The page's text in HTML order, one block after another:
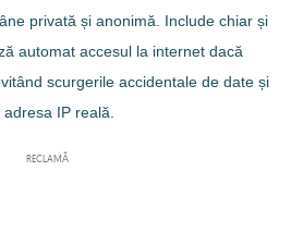
privată și anonimă. Include chiar și
automat accesul la internet dacă
scurgerile accidentale de date și
IP reală.
RECLAMĂ